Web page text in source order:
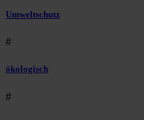
Umweltschutz
#
ökologisch
#